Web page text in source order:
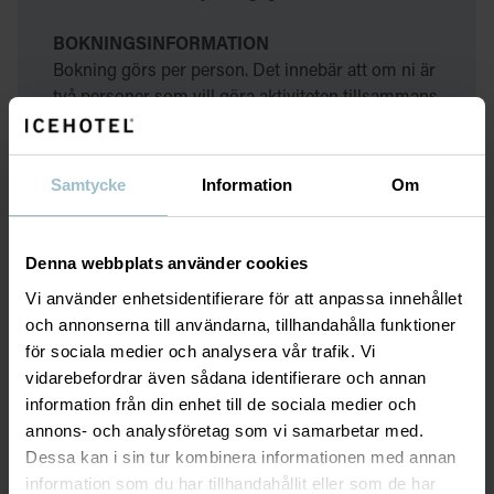
Samtycke Information Om
Denna webbplats använder cookies
Vi använder enhetsidentifierare för att anpassa innehållet
och annonserna till användarna, tillhandahålla funktioner
för sociala medier och analysera vår trafik. Vi
vidarebefordrar även sådana identifierare och annan
information från din enhet till de sociala medier och
annons- och analysföretag som vi samarbetar med.
Dessa kan i sin tur kombinera informationen med annan
information som du har tillhandahållit eller som de har
BOKNINGSINFORMATION
Bokning görs per person. Det innebär att om ni är
två personer som vill göra aktiviteten tillsammans
väljer ni 2x i antal. Om du vill genomföra
aktiviteten ensam väljer du 1x på delad snöskoter.
Detta innebär dock att du kan behöva dela
snöskoter med någon annan gäst.
Om du vill boka din egen skoter och köra helt
dig då kontaktaactivitydesk@icehotel.comså att
de kan hjälpa till att arrangera detta.
För alla våra turer där det ingår mat, behöver vi
veta om du eller någon i ditt sällskap har
matallergier. Vänligen fyll i detta vid
bokningstillfället.